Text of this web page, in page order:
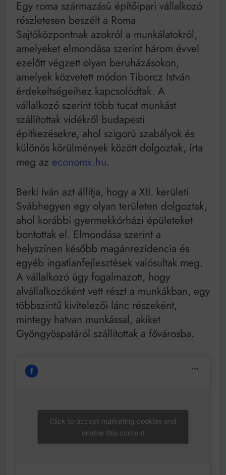
Mindenki a világot akarja uralni – de nem csak a 80-
as években
Bitumenes lapostetők: a bevált technológia akkor
működik, ha jól van felújítva
Egy roma származású építőipari vállalkozó
részletesen beszélt a Roma
Sajtóközpontnak azokról a munkálatokról,
amelyeket elmondása szerint három évvel
ezelőtt végzett olyan beruházásokon,
amelyek közvetett módon Tiborcz István
érdekeltségeihez kapcsolódtak. A
vállalkozó szerint több tucat munkást
szállítottak vidékről budapesti
építkezésekre, ahol szigorú szabályok és
különös körülmények között dolgoztak, írta
meg az economx.hu.
Berki Iván azt állítja, hogy a XII. kerületi
Svábhegyen egy olyan területen dolgoztak,
ahol korábbi gyermekkórházi épületeket
bontottak el. Elmondása szerint a
helyszínen később magánrezidencia és
egyéb ingatlanfejlesztések valósultak meg.
A vállalkozó úgy fogalmazott, hogy
alvállalkozóként vett részt a munkákban, egy
többszintű kivitelezői lánc részeként,
mintegy hatvan munkással, akiket
Gyöngyöspatáról szállítottak a fővárosba.
Click to accept marketing cookies and
enable this content